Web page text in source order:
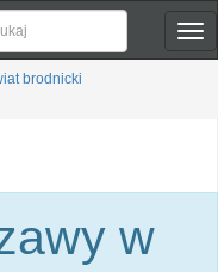
brodnicki
w